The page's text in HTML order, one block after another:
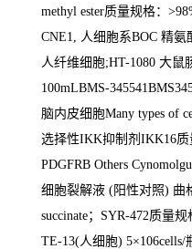
methyl ester质量规格：
CNE1,
人细胞系BOC 精氨
人纤维细胞;HT-1080 大鼠
100mLBMS-
脑内皮细胞Many types of
选择性IKK抑制剂 IKK16质
PDGFRB Others
细胞裂解液 (阳性对照) 曲
succinate； SYR-472质量规
TE-13(人细胞) 5×106cells/